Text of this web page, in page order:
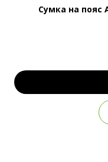
Сумка на пояс